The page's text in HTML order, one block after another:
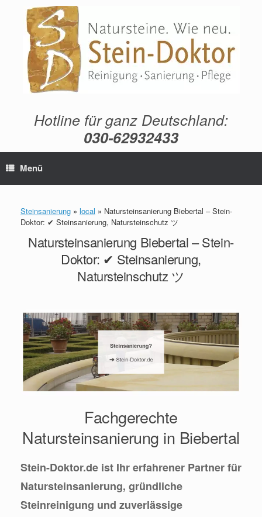
springen
Hotline für ganz Deutschland:
030-62932433
Menü
Steinsanierung » local » Natursteinsanierung Biebertal – Stein-
Doktor: ✔ Steinsanierung, Natursteinschutz ツ
Natursteinsanierung Biebertal – Stein-
Doktor: ✔ Steinsanierung,
Natursteinschutz ツ
Fachgerechte
Natursteinsanierung in Biebertal
Stein-Doktor.de ist Ihr erfahrener Partner für
Natursteinsanierung, gründliche
Steinreinigung und zuverlässige